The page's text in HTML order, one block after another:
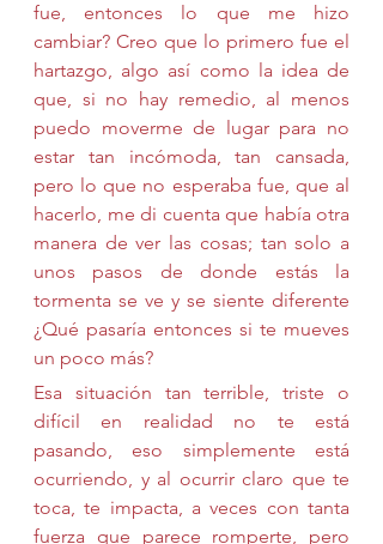
fue, entonces lo que me hizo
cambiar? Creo que lo primero fue el
hartazgo, algo así como la idea de
que, si no hay remedio, al menos
puedo moverme de lugar para no
estar tan incómoda, tan cansada,
pero lo que no esperaba fue, que al
hacerlo, me di cuenta que había otra
manera de ver las cosas; tan solo a
unos pasos de donde estás la
tormenta se ve y se siente diferente
¿Qué pasaría entonces si te mueves
un poco más?
Esa situación tan terrible, triste o
difícil en realidad no te está
pasando, eso simplemente está
ocurriendo, y al ocurrir claro que te
toca, te impacta, a veces con tanta
fuerza que parece romperte, pero